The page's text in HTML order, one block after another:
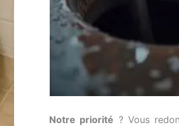
Notre priorité ? Vous